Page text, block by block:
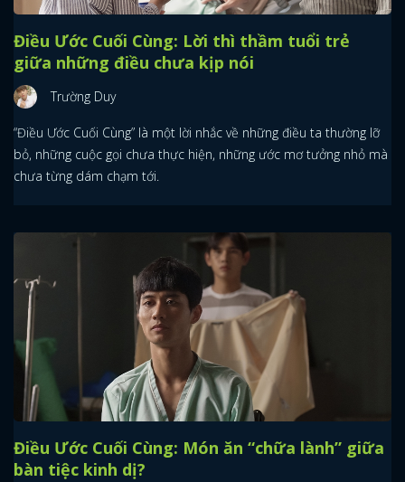
Điều Ước Cuối Cùng: Lời thì thầm tuổi trẻ
giữa những điều chưa kịp nói
Trường Duy
“Điều Ước Cuối Cùng” là một lời nhắc về những điều ta thường lỡ
bỏ, những cuộc gọi chưa thực hiện, những ước mơ tưởng nhỏ mà
chưa từng dám chạm tới.
Điều Ước Cuối Cùng: Món ăn “chữa lành” giữa
bàn tiệc kinh dị?